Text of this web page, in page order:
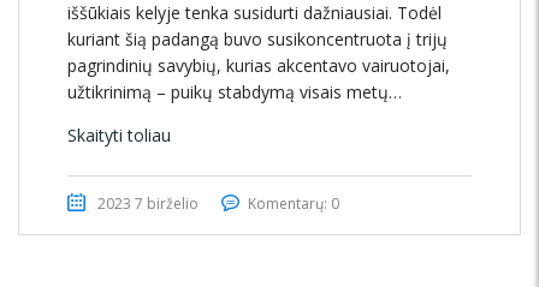
iššūkiais kelyje tenka susidurti dažniausiai. Todėl
kuriant šią padangą buvo susikoncentruota į trijų
pagrindinių savybių, kurias akcentavo vairuotojai,
užtikrinimą – puikų stabdymą visais metų…
Skaityti toliau
2023 7 birželio Komentarų: 0